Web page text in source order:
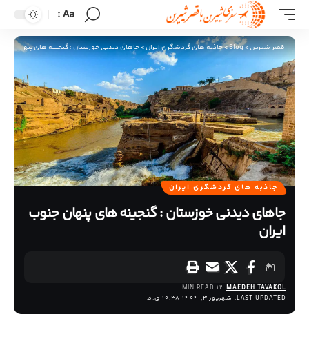
Aa
قصر شیرین>
Blog
>جاذبه های گردشگری ایران>جاهای دیدنی خوزستان : گنجینه های پنهان
جاذبه های گردشگری ایران
جاهای دیدنی خوزستان : گنجینه های پنهان جنوب
ایران
LAST UPDATED: شهریور 3, 1404 10:38 ق.ظ
MAEDEH TAVAKOL
12 MIN READ